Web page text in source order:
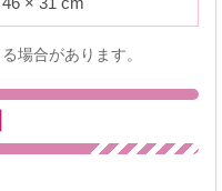
場合があります。